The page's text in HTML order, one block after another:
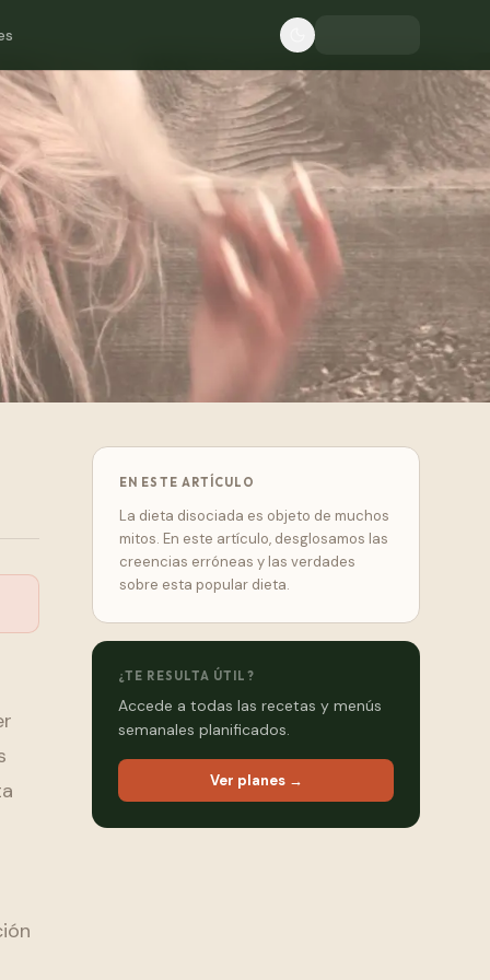
EN ESTE ARTÍCULO
La dieta disociada es objeto de muchos
mitos. En este artículo, desglosamos las
creencias erróneas y las verdades
sobre esta popular dieta.
¿TE RESULTA ÚTIL?
Accede a todas las recetas y menús
semanales planificados.
Ver planes →